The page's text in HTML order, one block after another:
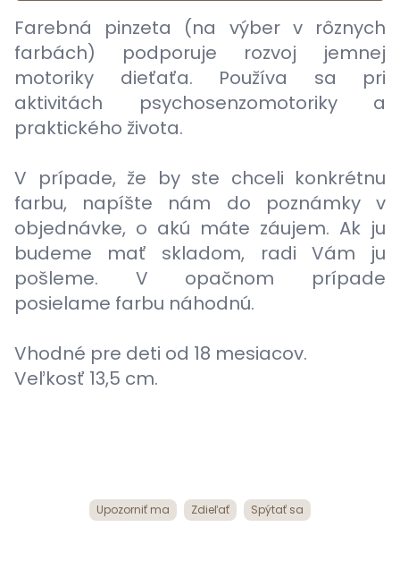
Farebná pinzeta (na výber v rôznych
farbách) podporuje rozvoj jemnej
motoriky dieťaťa. Používa sa pri
aktivitách psychosenzomotoriky a
praktického života.
V prípade, že by ste chceli konkrétnu
farbu, napíšte nám do poznámky v
objednávke, o akú máte záujem. Ak ju
budeme mať skladom, radi Vám ju
pošleme. V opačnom prípade
posielame farbu náhodnú.
Vhodné pre deti od 18 mesiacov.
Veľkosť 13,5 cm.
Upozorniť ma Zdieľať Spýtať sa